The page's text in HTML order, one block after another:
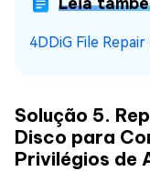
4DDiG File Repair
Solução 5.
Disco para
Privilégios de